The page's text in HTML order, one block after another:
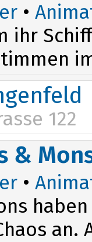
•
ihr
122
&
•
an.